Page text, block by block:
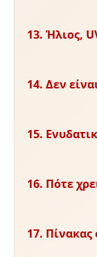
13. Ήλιος,
14. Δεν
15.
16. Πότε
17. Πίνακας